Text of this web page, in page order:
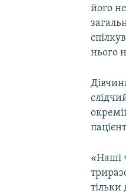
його
нього
«Наші
тільки